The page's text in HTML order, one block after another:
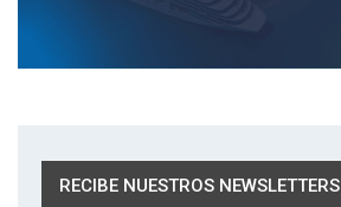
RECIBE NUESTROS NEWSLETTERS